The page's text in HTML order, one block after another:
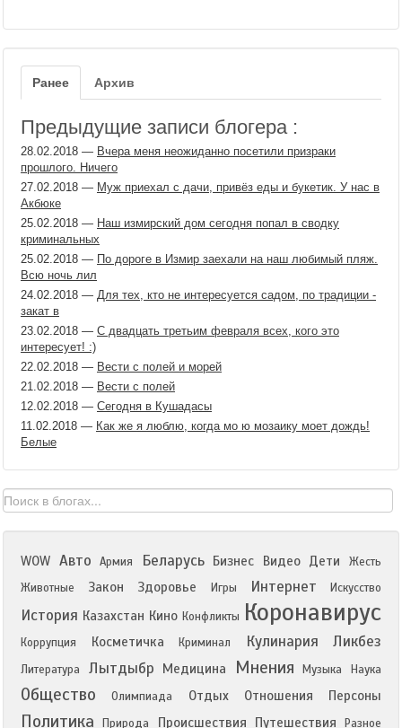
Ранее Архив
Предыдущие записи блогера :
28.02.2018 — Вчера меня неожиданно посетили призраки
прошлого. Ничего
27.02.2018 — Муж приехал с дачи, привёз еды и букетик. У нас в
Акбюке
25.02.2018 — Наш измирский дом сегодня попал в сводку
криминальных
25.02.2018 — По дороге в Измир заехали на наш любимый пляж.
Всю ночь лил
24.02.2018 — Для тех, кто не интересуется садом, по традиции -
закат в
23.02.2018 — С двадцать третьим февраля всех, кого это
интересует! :)
22.02.2018 — Вести с полей и морей
21.02.2018 — Вести с полей
12.02.2018 — Сегодня в Кушадасы
11.02.2018 — Как же я люблю, когда мо ю мозаику моет дождь!
Белые
WOW Авто Армия Беларусь Бизнес Видео Дети
Жесть
Животные
Закон Здоровье Игры Интернет Искусство
История Казахстан Кино Конфликты Коронавирус
Коррупция Косметичка Криминал Кулинария Ликбез
Литература Лытдыбр Медицина Мнения Музыка Наука
Общество Олимпиада Отдых Отношения Персоны
Политика Природа Происшествия Путешествия Разное